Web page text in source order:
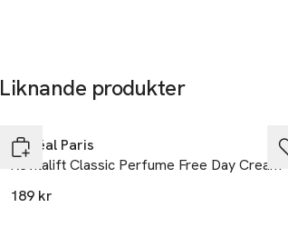
Liknande produkter
L'Oréal Paris
Revitalift Classic Perfume Free Day Cream
189 kr